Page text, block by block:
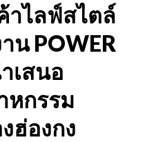
าไลฟ์สไตล์
น POWER
เสนอ
หกรรม
ฮ่องกง